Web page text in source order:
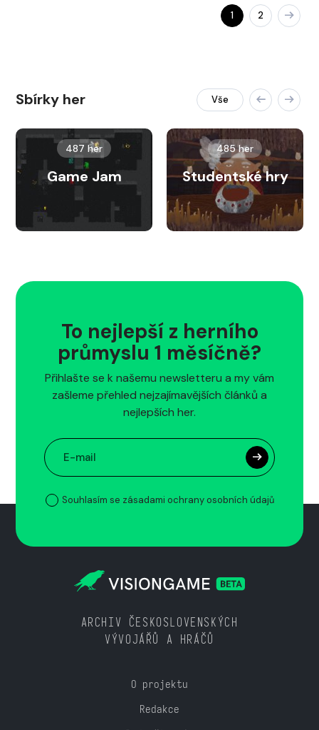
1 2
Sbírky her Vše
487 her
Game Jam
485 her
Studentské hry
To nejlepší z herního
průmyslu 1 měsíčně?
Přihlašte se k našemu newsletteru a my vám
zašleme přehled nejzajímavějších článků a
nejlepších her.
Souhlasím se zásadami ochrany osobních údajů
ARCHIV ČESKOSLOVENSKÝCH
VÝVOJÁŘŮ A HRÁČŮ
O projektu
Redakce